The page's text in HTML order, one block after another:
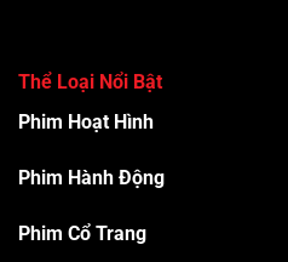
Thể Loại Nổi Bật
Phim Hoạt Hình
Phim Hành Động
Phim Cổ Trang